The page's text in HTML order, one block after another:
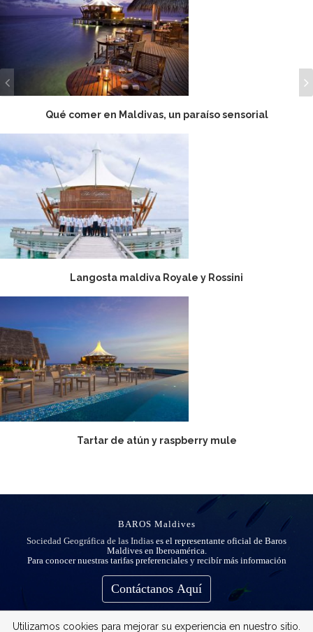
Qué comer en Maldivas, un paraíso sensorial
Langosta maldiva Royale y Rossini
Tartar de atún y raspberry mule
BAROS Maldives
Sociedad Geográfica de las Indias es el representante oficial de Baros
Maldives en Iberoamérica.
Para conocer nuestras tarifas preferenciales y recibír más información
Contáctanos Aquí
Utilizamos cookies para mejorar su experiencia en nuestro sitio.